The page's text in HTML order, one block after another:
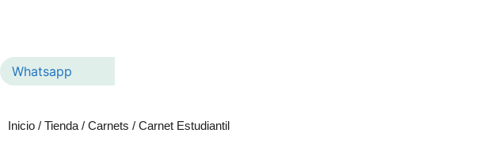
Whatsapp
Inicio / Tienda / Carnets / Carnet Estudiantil